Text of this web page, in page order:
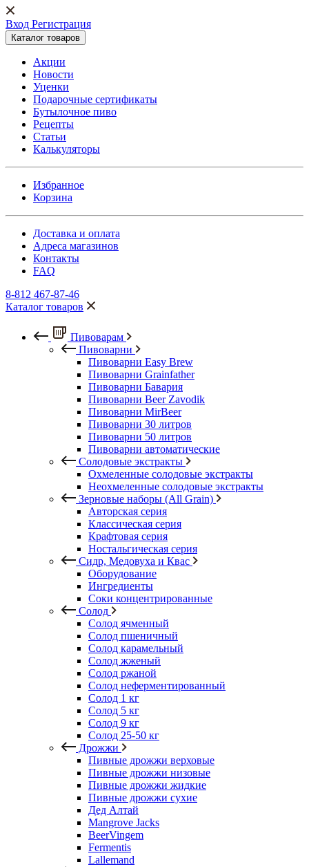
Вход Регистрация
Каталог товаров
Акции
Новости
Уценки
Подарочные сертификаты
Бутылочное пиво
Рецепты
Статьи
Калькуляторы
Избранное
Корзина
Доставка и оплата
Адреса магазинов
Контакты
FAQ
8-812 467-87-46
Каталог товаров
Пивоварам
Пивоварни
Пивоварни Easy Brew
Пивоварни Grainfather
Пивоварни Бавария
Пивоварни Beer Zavodik
Пивоварни MirBeer
Пивоварни 30 литров
Пивоварни 50 литров
Пивоварни автоматические
Солодовые экстракты
Охмеленные солодовые экстракты
Неохмеленные солодовые экстракты
Зерновые наборы (All Grain)
Авторская серия
Классическая серия
Крафтовая серия
Ностальгическая серия
Сидр, Медовуха и Квас
Оборудование
Ингредиенты
Соки концентрированные
Солод
Солод ячменный
Солод пшеничный
Солод карамельный
Солод жженый
Солод ржаной
Солод неферментированный
Солод 1 кг
Солод 5 кг
Солод 9 кг
Солод 25-50 кг
Дрожжи
Пивные дрожжи верховые
Пивные дрожжи низовые
Пивные дрожжи жидкие
Пивные дрожжи сухие
Дед Алтай
Mangrove Jacks
BeerVingem
Fermentis
Lallemand